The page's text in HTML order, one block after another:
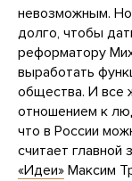
невозможным.
долго, чтобы
реформатору
выработать
общества. И все
отношением к
что в России
считает главной
«Идеи» Максим